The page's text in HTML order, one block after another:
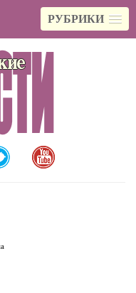
РУБРИКИ